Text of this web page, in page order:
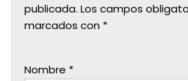
publicada. Los campos
marcados con *
Nombre *